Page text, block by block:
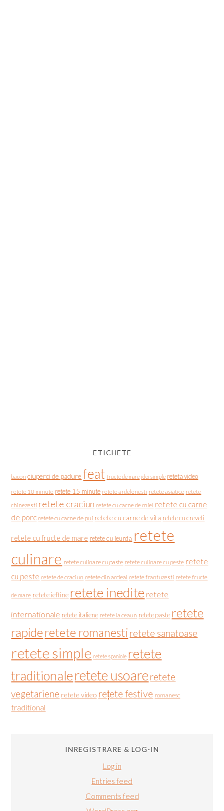
ETICHETE
bacon ciuperci de padure feat fructe de mare idei simple reteta video
retete 10 minute retete 15 minute retete ardelenesti retete asiatice retete
chinezesti retete craciun retete cu carne de miel retete cu carne
de porc retete cu carne de pui retete cu carne de vita retete cu creveti
retete cu fructe de mare retete cu leurda retete
culinare retete culinare cu paste retete culinare cu peste retete
cu peste retete de craciun retete din ardeal retete frantuzesti retete fructe
de mare retete ieftine retete inedite retete
internationale retete italiene retete la ceaun retete paste retete
rapideretete romanesti retete sanatoase
retete simple retete spaniole retete
traditionaleretete usoare retete
vegetariene retete video rețete festive romanesc
traditional
INREGISTRARE & LOG-IN
Log in
Entries feed
Comments feed